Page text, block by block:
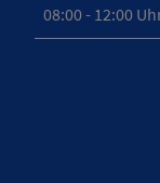
08:00 - 12:00